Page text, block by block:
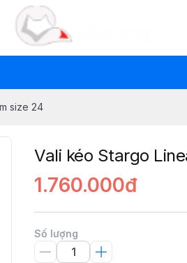
size 24
Vali kéo Stargo
1.760.000đ
Số lượng